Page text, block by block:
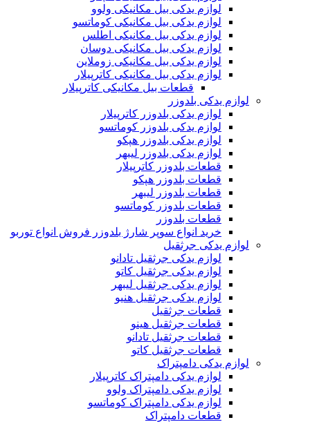
لوازم یدکی بیل مکانیکی ولوو
لوازم یدکی بیل مکانیکی کوماتسو
لوازم یدکی بیل مکانیکی اطلس
لوازم یدکی بیل مکانیکی دوسان
لوازم یدکی بیل مکانیکی زوملاین
لوازم یدکی بیل مکانیکی کاترپیلار
قطعات بیل مکانیکی کاترپیلار
لوازم یدکی بلدوزر
لوازم یدکی بلدوزر کاترپیلار
لوازم یدکی بلدوزر کوماتسو
لوازم یدکی بلدوزر هپکو
لوازم یدکی بلدوزر لیبهر
قطعات بلدوزر کاترپیلار
قطعات بلدوزر هپکو
قطعات بلدوزر لیبهر
قطعات بلدوزر کوماتسو
قطعات بلدوزر
خرید انواع سوپر شارژ بلدوزر فروش انواع توربو
لوازم یدکی جرثقیل
لوازم یدکی جرثقیل تادانو
لوازم یدکی جرثقیل کاتو
لوازم یدکی جرثقیل لیبهر
لوازم یدکی جرثقیل هنیو
قطعات جرثقیل
قطعات جرثقیل هینو
قطعات جرثقیل تادانو
قطعات جرثقیل کاتو
لوازم یدکی دامپتراک
لوازم یدکی دامپتراک کاترپیلار
لوازم یدکی دامپتراک ولوو
لوازم یدکی دامپتراک کوماتسو
قطعات دامپتراک